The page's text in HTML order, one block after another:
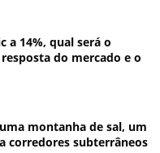
a 14%, qual será o
do mercado e o
montanha de sal, um
corredores subterrâneos